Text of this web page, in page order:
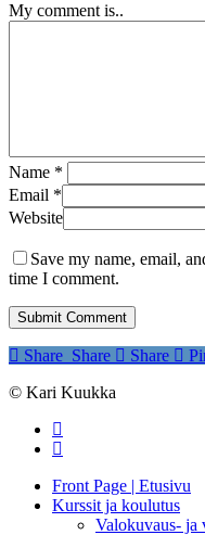
My comment is..
Name *
Email *
Website
Save my name, email,
time I comment.
Share Share Share
© Kari Kuukka
facebook
instagram
Close
Menu
Front Page | Etusivu
Kurssit ja koulutus
Valokuvaus- ja